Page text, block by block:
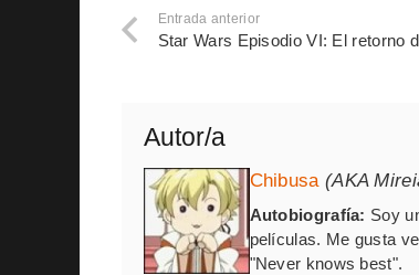
Entrada anterior
Star Wars Episodio VI: El retorno
Autor/a
Chibusa (AKA
Autobiografía: Soy
películas. Me gusta
"Never knows best".